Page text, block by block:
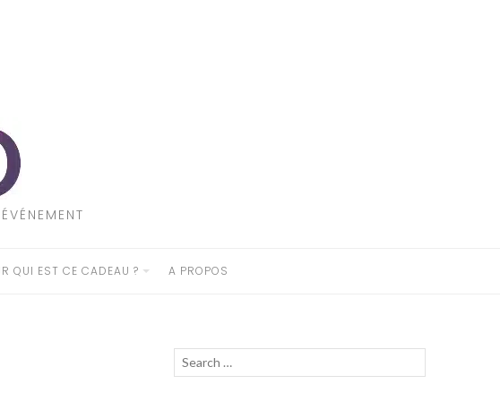
QUI EST CE CADEAU ? A PROPOS
Recherche